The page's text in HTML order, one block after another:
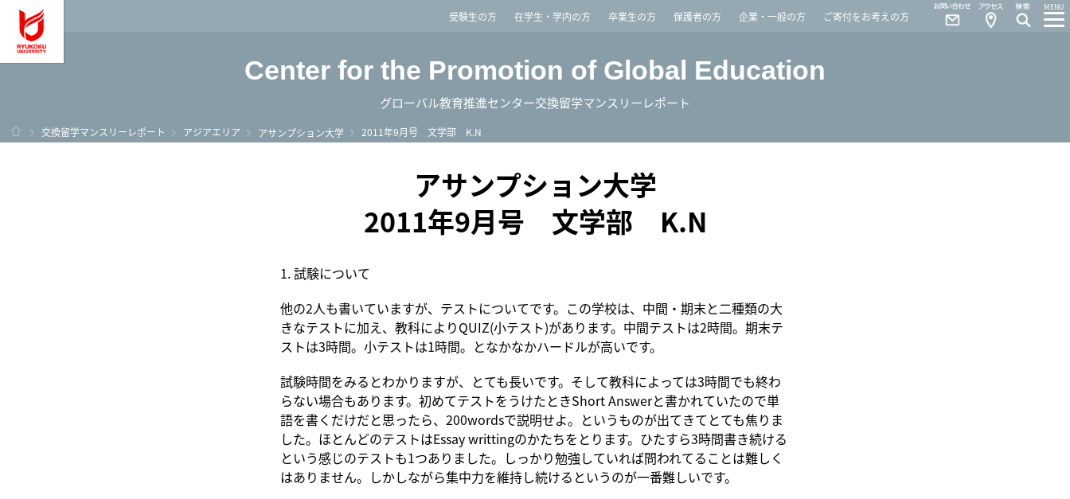
龍谷大学 You, Unlimited受験生の方 在学生・学内の方 卒業生の方 保護者の方 企業・一般の方 ご寄付をお考えの方
MENU
Access
Contact
Center for the Promotion of Global Education
グローバル教育推進センター交換留学マンスリーレポート
ホーム
交換留学マンスリーレポート アジアエリア アサンプション大学 2011年9月号 文学部 K.N
アサンプション大学
2011年9月号 文学部 K.N
1. 試験について
他の2人も書いていますが、テストについてです。この学校は、中間・期末と二種類の大
きなテストに加え、教科によりQUIZ(小テスト)があります。中間テストは2時間。期末テ
ストは3時間。小テストは1時間。となかなかハードルが高いです。
試験時間をみるとわかりますが、とても長いです。そして教科によっては3時間でも終わ
らない場合もあります。初めてテストをうけたときShort Answerと書かれていたので単
語を書くだけだと思ったら、200wordsで説明せよ。というものが出てきてとても焦りま
した。ほとんどのテストはEssay writtingのかたちをとります。ひたすら3時間書き続ける
という感じのテストも1つありました。しっかり勉強していれば問われてることは難しく
はありません。しかしながら集中力を維持し続けるというのが一番難しいです。